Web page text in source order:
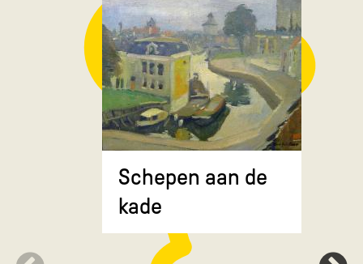
Schepen aan de
kade